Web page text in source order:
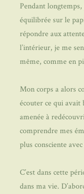
Pendant
équilibrée sur le
répondre aux
l’intérieur, je me
même, comme en
Mon corps a alors
écouter ce qui avait
amenée à
comprendre mes
plus consciente
C’est dans cette
dans ma vie.